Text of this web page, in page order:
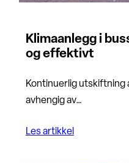
Klimaanlegg i
og effektivt
Kontinuerlig
avhengig av…
Les artikkel